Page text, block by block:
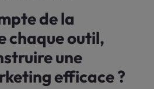
de la
chaque outil,
une
efficace ?